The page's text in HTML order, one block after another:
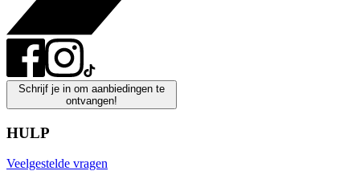
Schrijf je in om aanbiedingen te
ontvangen!
HULP
Veelgestelde vragen